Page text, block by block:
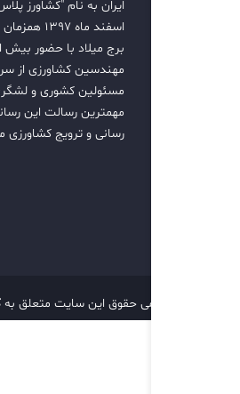
ایران به نام "کشاورز
اسفند ماه
مهندسین کشاورزی از
مسئولین کشوری و
مهمترین رسالت این
رسانی و ترویج کشاورزی
تمامی حقوق این سایت متعلق به